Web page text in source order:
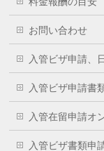
お問い合わせ
入管ビザ申請、
入管ビザ申請書
入管在留申請オ
入管ビザ書類申